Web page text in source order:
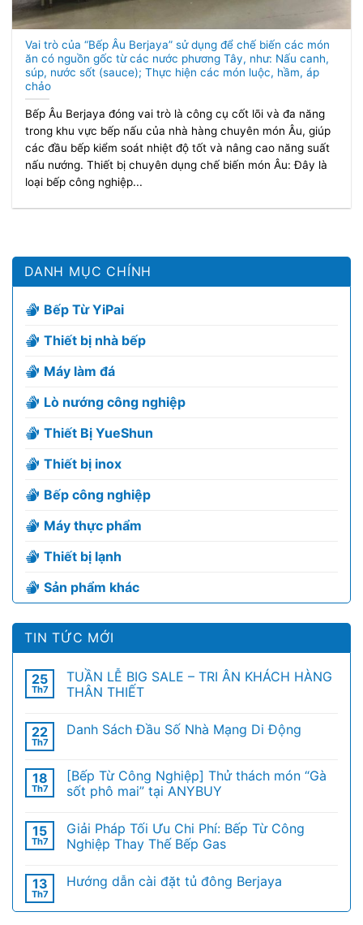
Vai trò của “Bếp Âu Berjaya” sử dụng để chế biến các món
ăn có nguồn gốc từ các nước phương Tây, như: Nấu canh,
súp, nước sốt (sauce); Thực hiện các món luộc, hầm, áp
chảo
Bếp Âu Berjaya đóng vai trò là công cụ cốt lõi và đa năng
trong khu vực bếp nấu của nhà hàng chuyên món Âu, giúp
các đầu bếp kiểm soát nhiệt độ tốt và nâng cao năng suất
nấu nướng. Thiết bị chuyên dụng chế biến món Âu: Đây là
loại bếp công nghiệp...
DANH MỤC CHÍNH
Bếp Từ YiPai
Thiết bị nhà bếp
Máy làm đá
Lò nướng công nghiệp
Thiết Bị YueShun
Thiết bị inox
Bếp công nghiệp
Máy thực phẩm
Thiết bị lạnh
Sản phẩm khác
TIN TỨC MỚI
25
Th7
TUẦN LỄ BIG SALE – TRI ÂN KHÁCH HÀNG
THÂN THIẾT
22
Th7
Danh Sách Đầu Số Nhà Mạng Di Động
18
Th7
[Bếp Từ Công Nghiệp] Thử thách món “Gà
sốt phô mai” tại ANYBUY
15
Th7
Giải Pháp Tối Ưu Chi Phí: Bếp Từ Công
Nghiệp Thay Thế Bếp Gas
13
Th7
Hướng dẫn cài đặt tủ đông Berjaya